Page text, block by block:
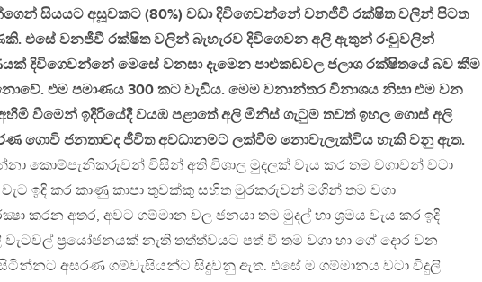
සියයට අසූවකට (80%) වඩා දිවිගෙවන්නේ වනජීවී රක්ෂිත වලින් පිටත
එසේ වනජීවී රක්ෂිත වලින් බැහැරව දිවිගෙවන අලි ඇතුන් රංචුවලින්
දිවිගෙවන්නේ මෙසේ වනසා දැමෙන පාළුකඩවල ජලාශ රක්ෂිතයේ බව කීම
එම පමාණය 300 කට වැඩිය. මෙම වනාන්තර විනාශය නිසා එම වන
වීමෙන් ඉදිරියේදී වයඹ පළාතේ අලි මිනිස් ගැටුම් තවත් ඉහල ගොස් අලි
ගොවි ජනතාවද ජීවිත අවධානමට ලක්වීම නොවැලැක්විය හැකි වනු ඇත.
කොම්පැනිකරුවන් විසින් අති විශාල මුදලක් වැය කර තම වගාවන් වටා
ඉදි කර කාණු කාපා තුවක්කු සහිත මුරකරුවන් මගින් තම වගා
කරන අතර, අවට ගම්මාන වල ජනයා තම මුදල් හා ශ්‍රමය වැය කර ඉදි
වැටවල් ප්‍රයෝජනයක් නැති තත්ත්වයට පත් වී තම වගා හා ගේ දොර වන
අසරණ ගම්වැසියන්ට සිදුවනු ඇත. එසේ ම ගම්මානය වටා විදුලි